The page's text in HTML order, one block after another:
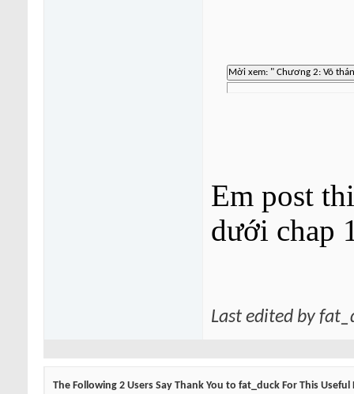
Em post
dưới chap
Last edited by
The Following 2 Users Say Thank You to fat_duck For This Useful